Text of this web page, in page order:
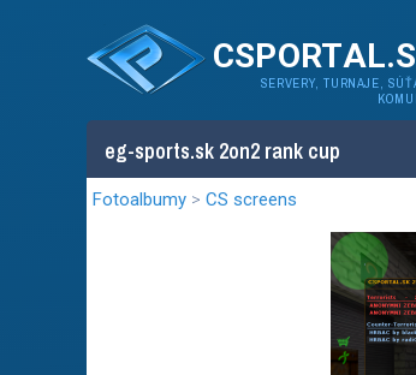
SERVERY, TURNAJE,
eg-sports.sk 2on2 rank cup
Fotoalbumy > CS screens